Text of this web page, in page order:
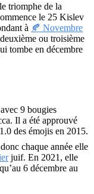
triomphe de la
le 25 Kislev
à 🍂 Novembre
ou troisième
tombe en décembre
avec 9 bougies
Il a été approuvé
des émojis en 2015.
chaque année elle
juif. En 2021, elle
6 décembre au